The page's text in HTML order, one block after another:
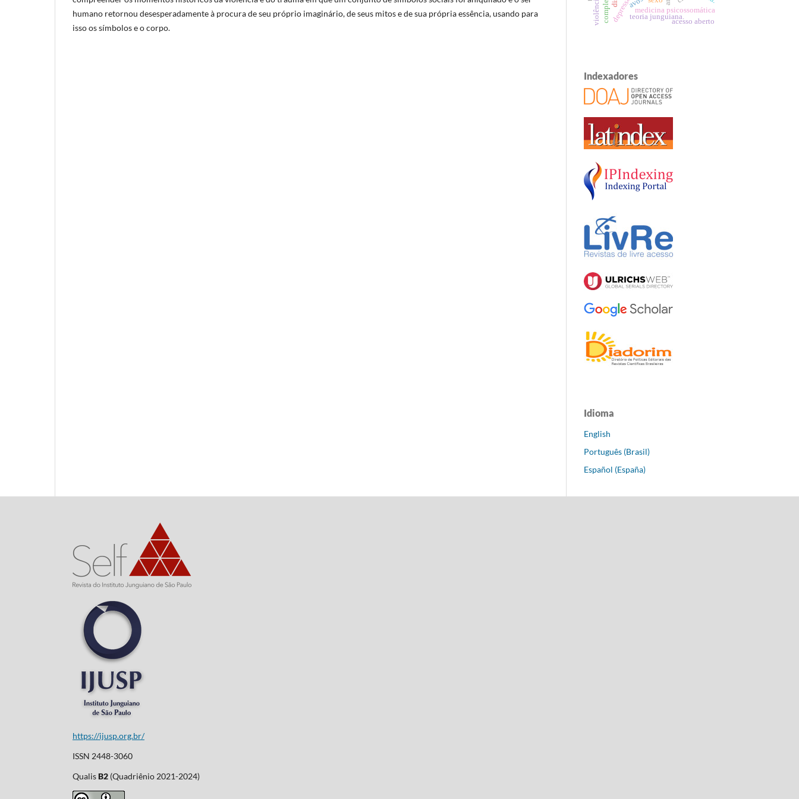
humano retornou desesperadamente à procura de seu próprio imaginário, de seus mitos e de sua própria essência, usando para
isso os símbolos e o corpo.
medicina psicossomática
teoria junguiana.
acesso aberto
Indexadores
Idioma
English
Português (Brasil)
Español (España)
https://ijusp.org.br/
ISSN 2448-3060
QualisB2 (Quadriênio 2021-2024)